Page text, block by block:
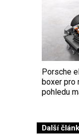
Porsche
boxer pro
pohledu
Další